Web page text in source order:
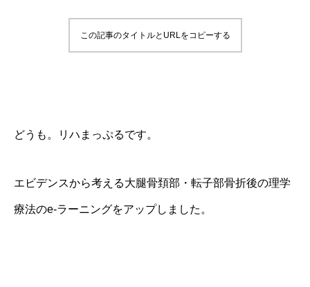
この記事のタイトルとURLをコピーする
どうも。リハまっぷるです。
エビデンスから考える大腿骨頚部・転子部骨折後の理学
療法のe-ラーニングをアップしました。